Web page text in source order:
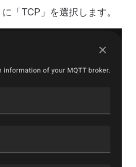
「TCP」を選択します。